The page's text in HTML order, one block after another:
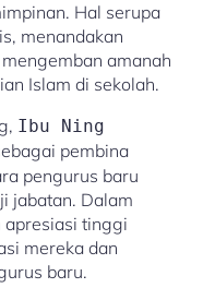
Hal serupa
menandakan
amanah
Islam di sekolah.
Ibu Ning
pembina
pengurus baru
jabatan. Dalam
apresiasi tinggi
mereka dan
baru.